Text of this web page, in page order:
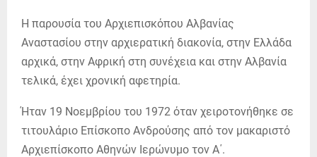
Η παρουσία του Αρχιεπισκόπου Αλβανίας
Αναστασίου στην αρχιερατική διακονία, στην Ελλάδα
αρχικά, στην Αφρική στη συνέχεια και στην Αλβανία
τελικά, έχει χρονική αφετηρία.
Ήταν 19 Νοεμβρίου του 1972 όταν χειροτονήθηκε σε
τιτουλάριο Επίσκοπο Ανδρούσης από τον μακαριστό
Αρχιεπίσκοπο Αθηνών Ιερώνυμο τον Α΄.